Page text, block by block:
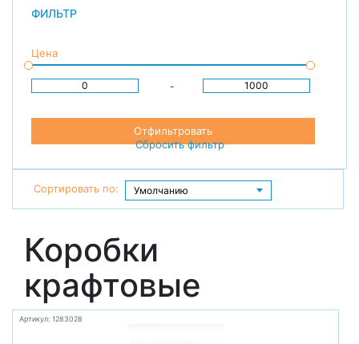
ФИЛЬТР
Цена
-
Отфильтровать
Сбросить фильтр
Сортировать по:
Коробки
крафтовые
Артикул: 1283028